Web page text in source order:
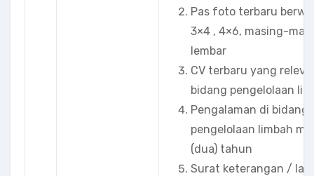
Pas foto terbaru
3×4 , 4×6, masing-
lembar
CV terbaru yang
bidang pengelolaan
Pengalaman di bidang
pengelolaan limbah
(dua) tahun
Surat keterangan /